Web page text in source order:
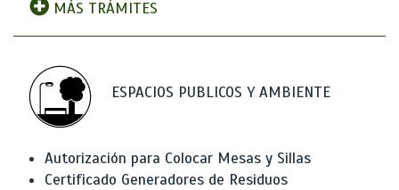
MÁS TRÁMITES
ESPACIOS PUBLICOS Y AMBIENTE
Autorización para Colocar Mesas y Sillas
Certificado Generadores de Residuos